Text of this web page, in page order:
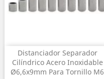
Distanciador Separador
Cilíndrico Acero Inoxidable
Ø6,6x9mm Para Tornillo M6